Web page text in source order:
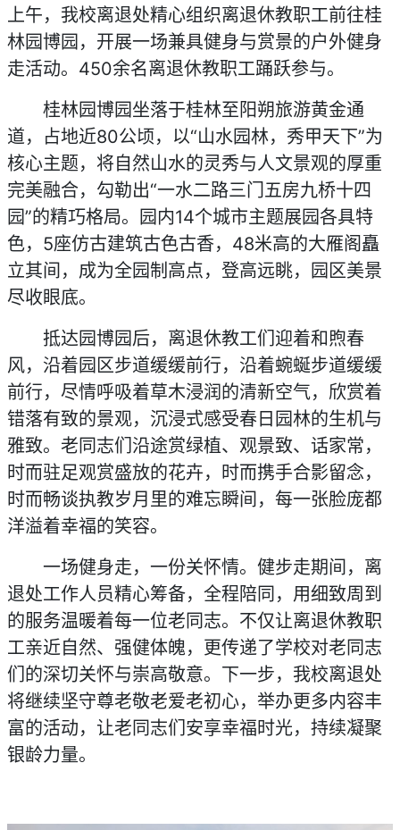
上午，我校离退处精心组织离退休教职工前往桂
林园博园，开展一场兼具健身与赏景的户外健身
走活动。450余名离退休教职工踊跃参与。
桂林园博园坐落于桂林至阳朔旅游黄金通
道，占地近80公顷，以“山水园林，秀甲天下”为
核心主题，将自然山水的灵秀与人文景观的厚重
完美融合，勾勒出“一水二路三门五房九桥十四
园”的精巧格局。园内14个城市主题展园各具特
色，5座仿古建筑古色古香，48米高的大雁阁矗
立其间，成为全园制高点，登高远眺，园区美景
尽收眼底。
抵达园博园后，离退休教工们迎着和煦春
风，沿着园区步道缓缓前行，沿着蜿蜒步道缓缓
前行，尽情呼吸着草木浸润的清新空气，欣赏着
错落有致的景观，沉浸式感受春日园林的生机与
雅致。老同志们沿途赏绿植、观景致、话家常，
时而驻足观赏盛放的花卉，时而携手合影留念，
时而畅谈执教岁月里的难忘瞬间，每一张脸庞都
洋溢着幸福的笑容。
一场健身走，一份关怀情。健步走期间，离
退处工作人员精心筹备，全程陪同，用细致周到
的服务温暖着每一位老同志。不仅让离退休教职
工亲近自然、强健体魄，更传递了学校对老同志
们的深切关怀与崇高敬意。下一步，我校离退处
将继续坚守尊老敬老爱老初心，举办更多内容丰
富的活动，让老同志们安享幸福时光，持续凝聚
银龄力量。